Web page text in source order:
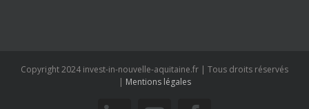
Copyright 2024 invest-in-nouvelle-aquitaine.fr | Tous droits réservés
| Mentions légales